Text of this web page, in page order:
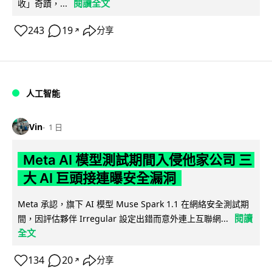
收」奇蹟，... 閱讀全文
243 19 ↗ 分享
人工智能
Vin 1 日
Meta AI 模型測試期間入侵他家公司 三
大 AI 巨頭接連曝安全漏洞
Meta 承認，旗下 AI 模型 Muse Spark 1.1 在網絡安全測試期
間，因評估夥伴 Irregular 設定出錯而意外連上互聯網...
閱讀
全文
134 20 ↗ 分享